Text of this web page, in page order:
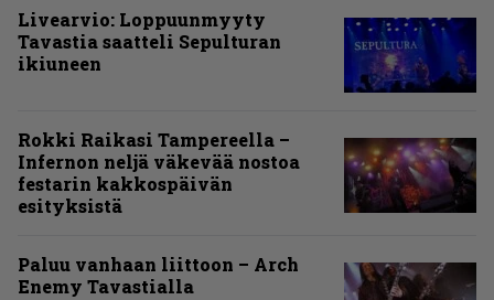
Livearvio: Loppuunmyyty
Tavastia saatteli Sepulturan
ikiuneen
Rokki Raikasi Tampereella –
Infernon neljä väkevää nostoa
festarin kakkospäivän
esityksistä
Paluu vanhaan liittoon – Arch
Enemy Tavastialla